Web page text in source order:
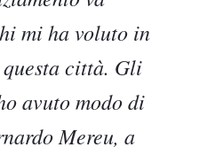
mi ha voluto in
città. Gli
avuto modo di
Mereu, a